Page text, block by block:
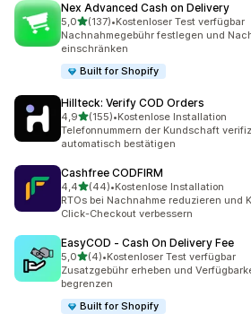
Nex Advanced Cash on Delivery
5,0von 5 Sternen
(137)
137 Rezensionen insgesamt
•Kostenloser Test verfügbar
Nachnahmegebühr festlegen und
einschränken
Built for Shopify
Hillteck: Verify COD Orders
4,9von 5 Sternen
(155)
155 Rezensionen insgesamt
•Kostenlose Installation
Telefonnummern der Kundschaft
automatisch bestätigen
Cashfree CODFIRM
4,4von 5 Sternen
(44)
44 Rezensionen insgesamt
•Kostenlose Installation
RTOs bei Nachnahme reduzieren und
Click-Checkout verbessern
EasyCOD ‑ Cash On Delivery Fee
5,0von 5 Sternen
(4)
4 Rezensionen insgesamt
•Kostenloser Test verfügbar
Zusatzgebühr erheben und
begrenzen
Built for Shopify